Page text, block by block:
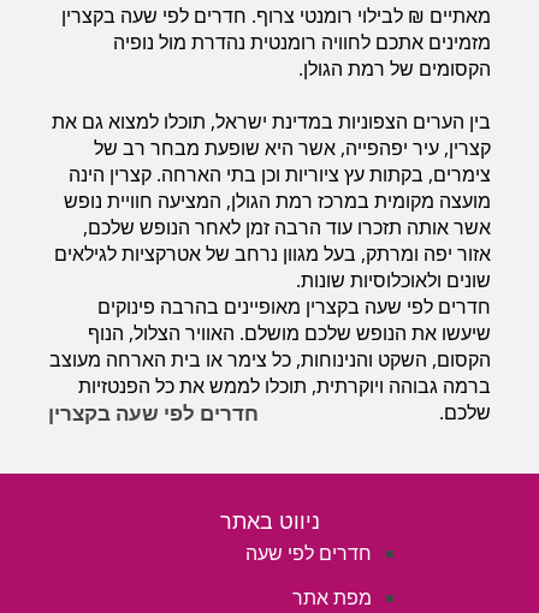
מאתיים ₪ לבילוי רומנטי צרוף. חדרים לפי שעה בקצרין
מזמינים אתכם לחוויה רומנטית נהדרת מול נופיה
הקסומים של רמת הגולן.
בין הערים הצפוניות במדינת ישראל, תוכלו למצוא גם את
קצרין, עיר יפהפייה, אשר היא שופעת מבחר רב של
צימרים, בקתות עץ ציוריות וכן בתי הארחה. קצרין הינה
מועצה מקומית במרכז רמת הגולן, המציעה חוויית נופש
אשר אותה תזכרו עוד הרבה זמן לאחר הנופש שלכם,
אזור יפה ומרתק, בעל מגוון נרחב של אטרקציות לגילאים
שונים ולאוכלוסיות שונות.
חדרים לפי שעה בקצרין מאופיינים בהרבה פינוקים
שיעשו את הנופש שלכם מושלם. האוויר הצלול, הנוף
הקסום, השקט והנינוחות, כל צימר או בית הארחה מעוצב
ברמה גבוהה ויוקרתית, תוכלו לממש את כל הפנטזיות
שלכם.
חדרים לפי שעה בקצרין
ניווט באתר
חדרים לפי שעה
מפת אתר